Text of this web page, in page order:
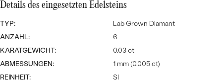
ANSEHEN
Details des eingesetzten Edelsteins
TYP:
Lab Grown Diamant
ANZAHL:
6
KARATGEWICHT:
0.03 ct
ABMESSUNGEN:
1 mm (0.005 ct)
REINHEIT:
SI